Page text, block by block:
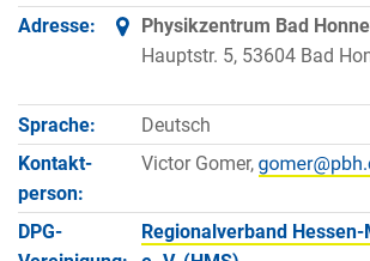
Adresse:
Physikzentrum Bad
Hauptstr. 5, 53604 Bad
Sprache:
Deutsch
Kontakt­
person:
Victor Gomer,
DPG-
Regionalverband